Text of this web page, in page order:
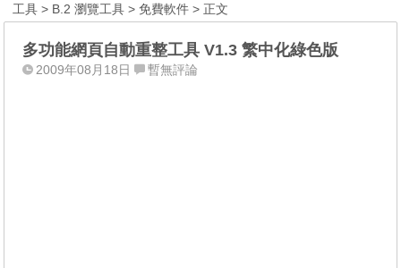
工具 > B.2 瀏覽工具 >免費軟件 > 正文
多功能網頁自動重整工具 V1.3 繁中化綠色版
2009年08月18日 暫無評論